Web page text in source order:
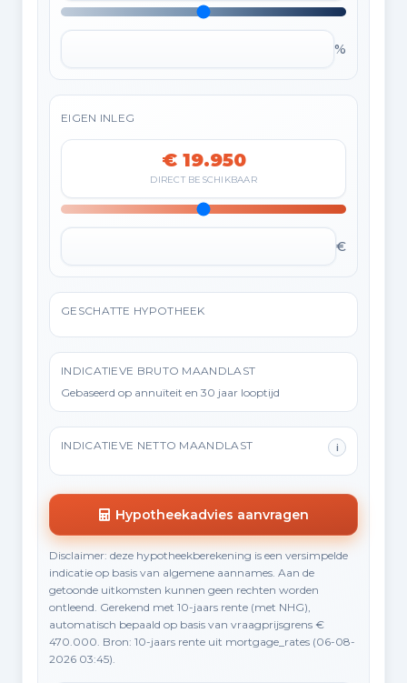
%
EIGEN INLEG
€ 19.950
DIRECT BESCHIKBAAR
€
GESCHATTE HYPOTHEEK
INDICATIEVE BRUTO MAANDLAST
Gebaseerd op annuïteit en 30 jaar looptijd
INDICATIEVE NETTO MAANDLAST i
Hypotheekadvies aanvragen
Disclaimer: deze hypotheekberekening is een versimpelde
indicatie op basis van algemene aannames. Aan de
getoonde uitkomsten kunnen geen rechten worden
ontleend. Gerekend met 10-jaars rente (met NHG),
automatisch bepaald op basis van vraagprijsgrens €
470.000. Bron: 10-jaars rente uit mortgage_rates (06-08-
2026 03:45).